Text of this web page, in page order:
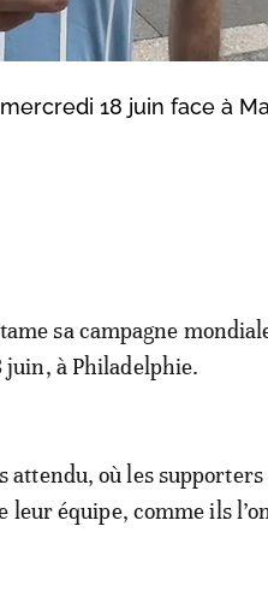
18 juin face à
sa campagne
juin, à Philadelphie.
attendu, où les
leur équipe, comme ils